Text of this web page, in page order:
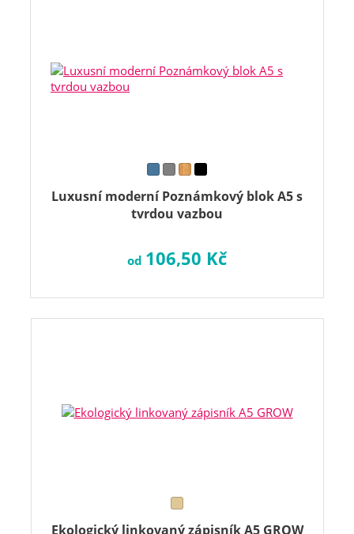
Luxusní moderní Poznámkový blok A5 s
tvrdou vazbou
od 106,50 Kč
Ekologický linkovaný zápisník A5 GROW